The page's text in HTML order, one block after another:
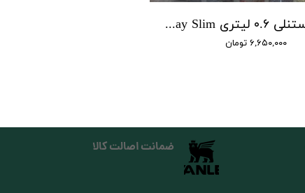
قمقمه استنلی ۰.۶ لیتری All Day Slim خرید شده از استنلی استور آمریکا
۶,۶۵۰,۰۰۰ تومان
ضمانت اصالت کالا